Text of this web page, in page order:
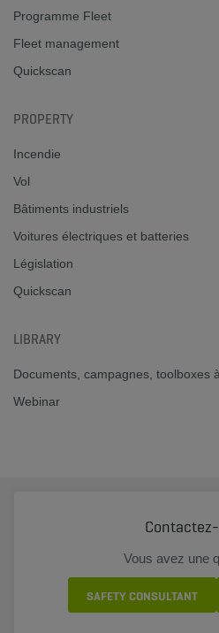
Programme Fleet
Fleet management
Quickscan
PROPERTY
Incendie
Vol
Bâtiments industriels
Voitures électriques et batteries
Législation
Quickscan
LIBRARY
Documents, campagnes, toolboxes
Webinar
Vous avez une
SAFETY CONSULTANT